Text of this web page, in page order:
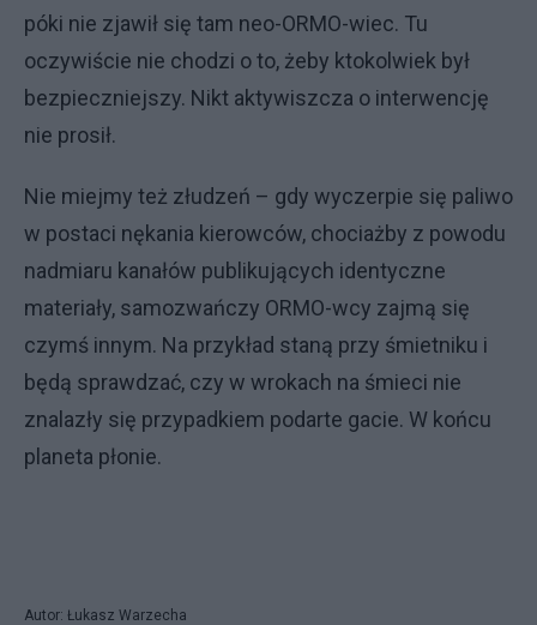
póki nie zjawił się tam neo-ORMO-wiec. Tu
oczywiście nie chodzi o to, żeby ktokolwiek był
bezpieczniejszy. Nikt aktywiszcza o interwencję
nie prosił.
Nie miejmy też złudzeń – gdy wyczerpie się paliwo
w postaci nękania kierowców, chociażby z powodu
nadmiaru kanałów publikujących identyczne
materiały, samozwańczy ORMO-wcy zajmą się
czymś innym. Na przykład staną przy śmietniku i
będą sprawdzać, czy w wrokach na śmieci nie
znalazły się przypadkiem podarte gacie. W końcu
planeta płonie.
Autor: Łukasz Warzecha